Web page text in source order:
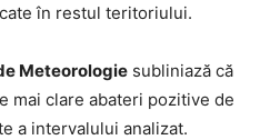
în restul teritoriului.
Meteorologie subliniază că
mai clare abateri pozitive de
a intervalului analizat.